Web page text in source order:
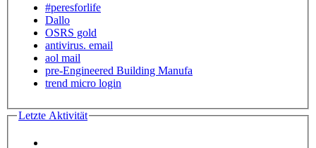
#peresforlife
Dallo
OSRS gold
antivirus. email
aol mail
pre-Engineered Building Manufa
trend micro login
Letzte Aktivität